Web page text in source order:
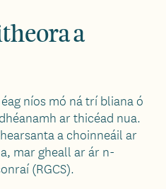
a
níos mó ná trí bliana ó
ar thicéad nua.
a choinneáil ar
mar gheall ar ár n-
(RGCS).